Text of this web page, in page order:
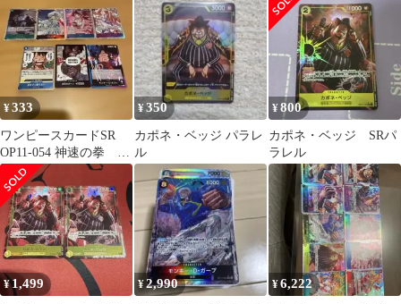
ム
¥333
ワンピースカードSR
OP11-054 神速の拳 い
ろいろ
¥350
カポネ・ベッジ パラレ
ル
¥800
カポネ・ベッジ SRパ
ラレル
¥1,499 ¥2,990 ¥6,222